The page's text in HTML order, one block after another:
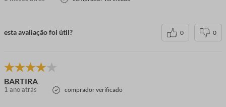
esta avaliação foi útil? 0 0
BARTIRA
1 ano atrás comprador verificado